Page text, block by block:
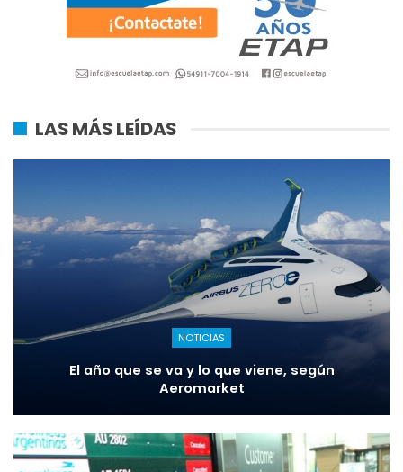
LAS MÁS LEÍDAS
NOTICIAS
El año que se va y lo que viene, según
Aeromarket